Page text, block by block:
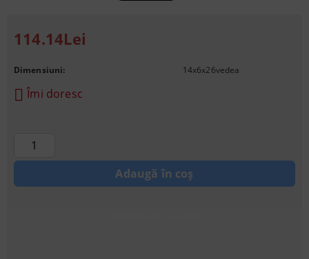
114.14Lei
Dimensiuni: 14x6x26vedea
Îmi doresc